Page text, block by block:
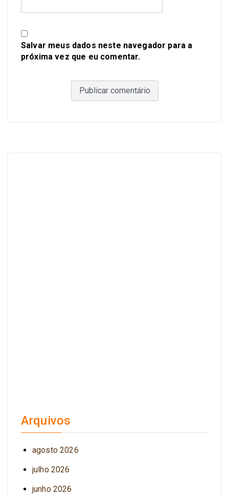
Salvar meus dados neste navegador para a
próxima vez que eu comentar.
Arquivos
agosto 2026
julho 2026
junho 2026